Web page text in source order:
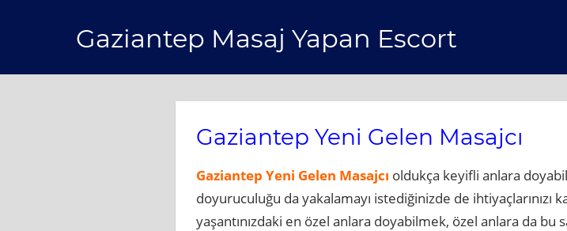
Gaziantep Masaj Yapan Escort
Gaziantep Yeni Gelen Masajcı
Gaziantep Yeni Gelen Masajcı oldukça keyifli anlara
doyuruculuğu da yakalamayı istediğinizde de ihtiyaçlarınızı
yaşantınızdaki en özel anlara doyabilmek, özel anlara da